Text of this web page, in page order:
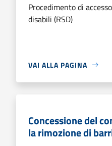
Procedimento di
disabili (RSD)
VAI ALLA PAGINA
Concessione del
la rimozione di